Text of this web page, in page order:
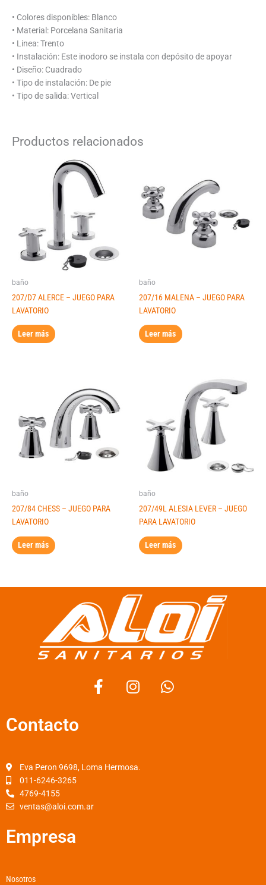
• Colores disponibles: Blanco
• Material: Porcelana Sanitaria
• Linea: Trento
• Instalación: Este inodoro se instala con depósito de apoyar
• Diseño: Cuadrado
• Tipo de instalación: De pie
• Tipo de salida: Vertical
Productos relacionados
baño
207/D7 ALERCE – JUEGO PARA
LAVATORIO
Leer más
baño
207/16 MALENA – JUEGO PARA
LAVATORIO
Leer más
baño
207/84 CHESS – JUEGO PARA
LAVATORIO
Leer más
baño
207/49L ALESIA LEVER – JUEGO
PARA LAVATORIO
Leer más
F
a
o
I
n
r
W
h
Contacto
Eva Peron 9698, Loma Hermosa.
011-6246-3265
4769-4155
ventas@aloi.com.ar
Empresa
Nosotros